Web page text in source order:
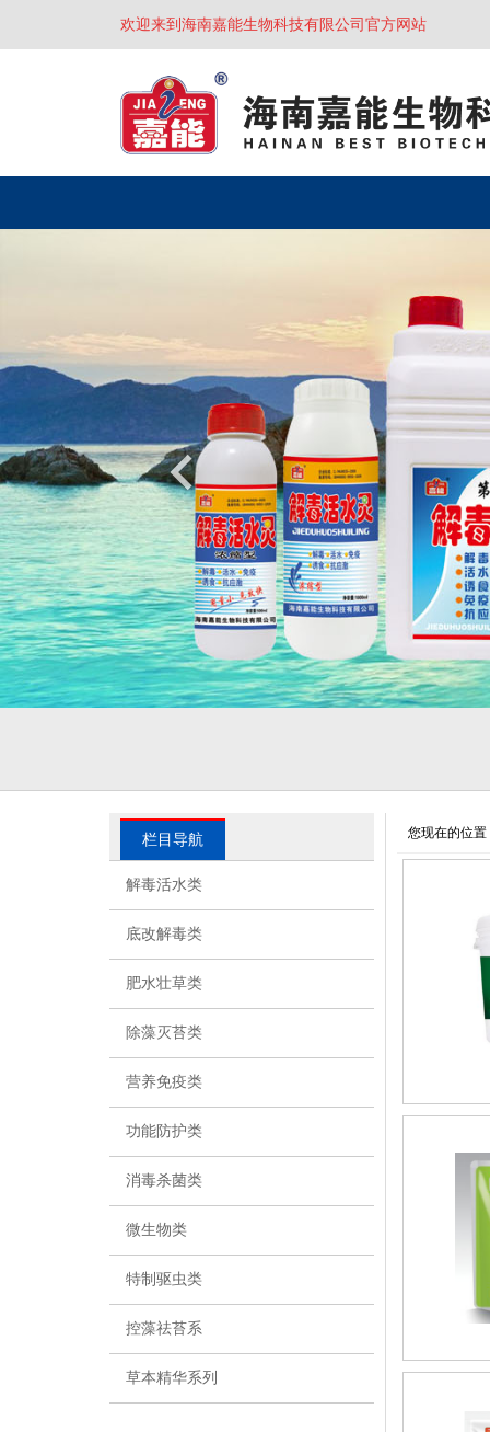
欢迎来到海南嘉能生物科技有限公司官方网站
栏目导航
解毒活水类
底改解毒类
肥水壮草类
除藻灭苔类
营养免疫类
功能防护类
消毒杀菌类
微生物类
特制驱虫类
控藻祛苔系
草本精华系列
您现在的位置